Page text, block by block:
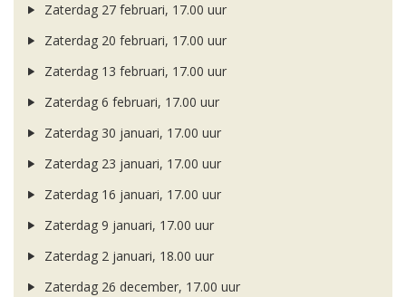
Zaterdag 27 februari, 17.00 uur
Zaterdag 20 februari, 17.00 uur
Zaterdag 13 februari, 17.00 uur
Zaterdag 6 februari, 17.00 uur
Zaterdag 30 januari, 17.00 uur
Zaterdag 23 januari, 17.00 uur
Zaterdag 16 januari, 17.00 uur
Zaterdag 9 januari, 17.00 uur
Zaterdag 2 januari, 18.00 uur
Zaterdag 26 december, 17.00 uur